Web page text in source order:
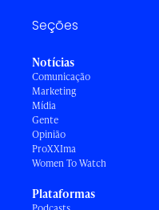
Seções
Notícias
Comunicação
Marketing
Mídia
Gente
Opinião
ProXXIma
Women To Watch
Plataformas